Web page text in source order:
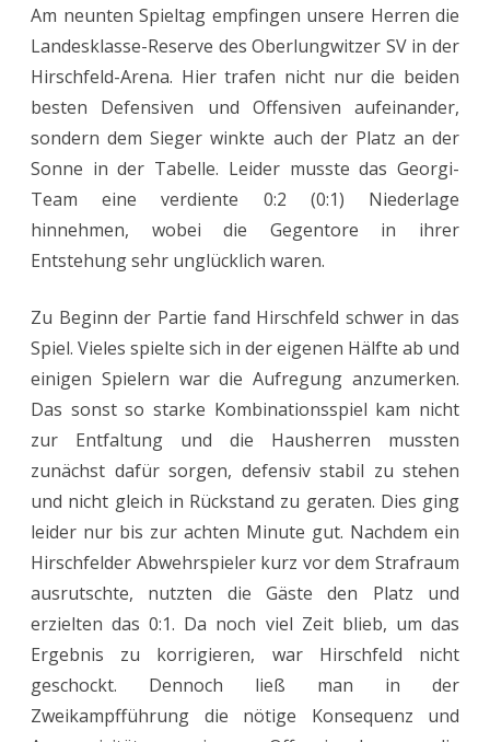
verliert
Am neunten Spieltag empfingen unsere Herren die
Landesklasse-Reserve des Oberlungwitzer SV in der
Hirschfeld-Arena. Hier trafen nicht nur die beiden
besten Defensiven und Offensiven aufeinander,
sondern dem Sieger winkte auch der Platz an der
Sonne in der Tabelle. Leider musste das Georgi-
Team eine verdiente 0:2 (0:1) Niederlage
hinnehmen, wobei die Gegentore in ihrer
Entstehung sehr unglücklich waren.
Zu Beginn der Partie fand Hirschfeld schwer in das
Spiel. Vieles spielte sich in der eigenen Hälfte ab und
einigen Spielern war die Aufregung anzumerken.
Das sonst so starke Kombinationsspiel kam nicht
zur Entfaltung und die Hausherren mussten
zunächst dafür sorgen, defensiv stabil zu stehen
und nicht gleich in Rückstand zu geraten. Dies ging
leider nur bis zur achten Minute gut. Nachdem ein
Hirschfelder Abwehrspieler kurz vor dem Strafraum
ausrutschte, nutzten die Gäste den Platz und
erzielten das 0:1. Da noch viel Zeit blieb, um das
Ergebnis zu korrigieren, war Hirschfeld nicht
geschockt. Dennoch ließ man in der
Zweikampfführung die nötige Konsequenz und